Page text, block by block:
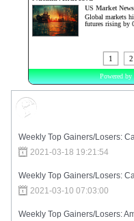
Weekly Top Gainers/Losers:
2021-03-18 19:21:54
Weekly Top Gainers/Losers:
2021-03-10 07:03:00
Weekly Top Gainers/Losers: